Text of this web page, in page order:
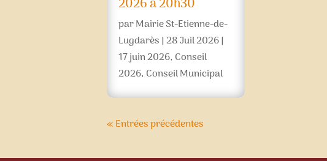
2026 à 20h30
parMairie St-Etienne-de-
Lugdarès|28 Juil 2026|
17 juin 2026, Conseil
2026, Conseil Municipal
« Entrées précédentes